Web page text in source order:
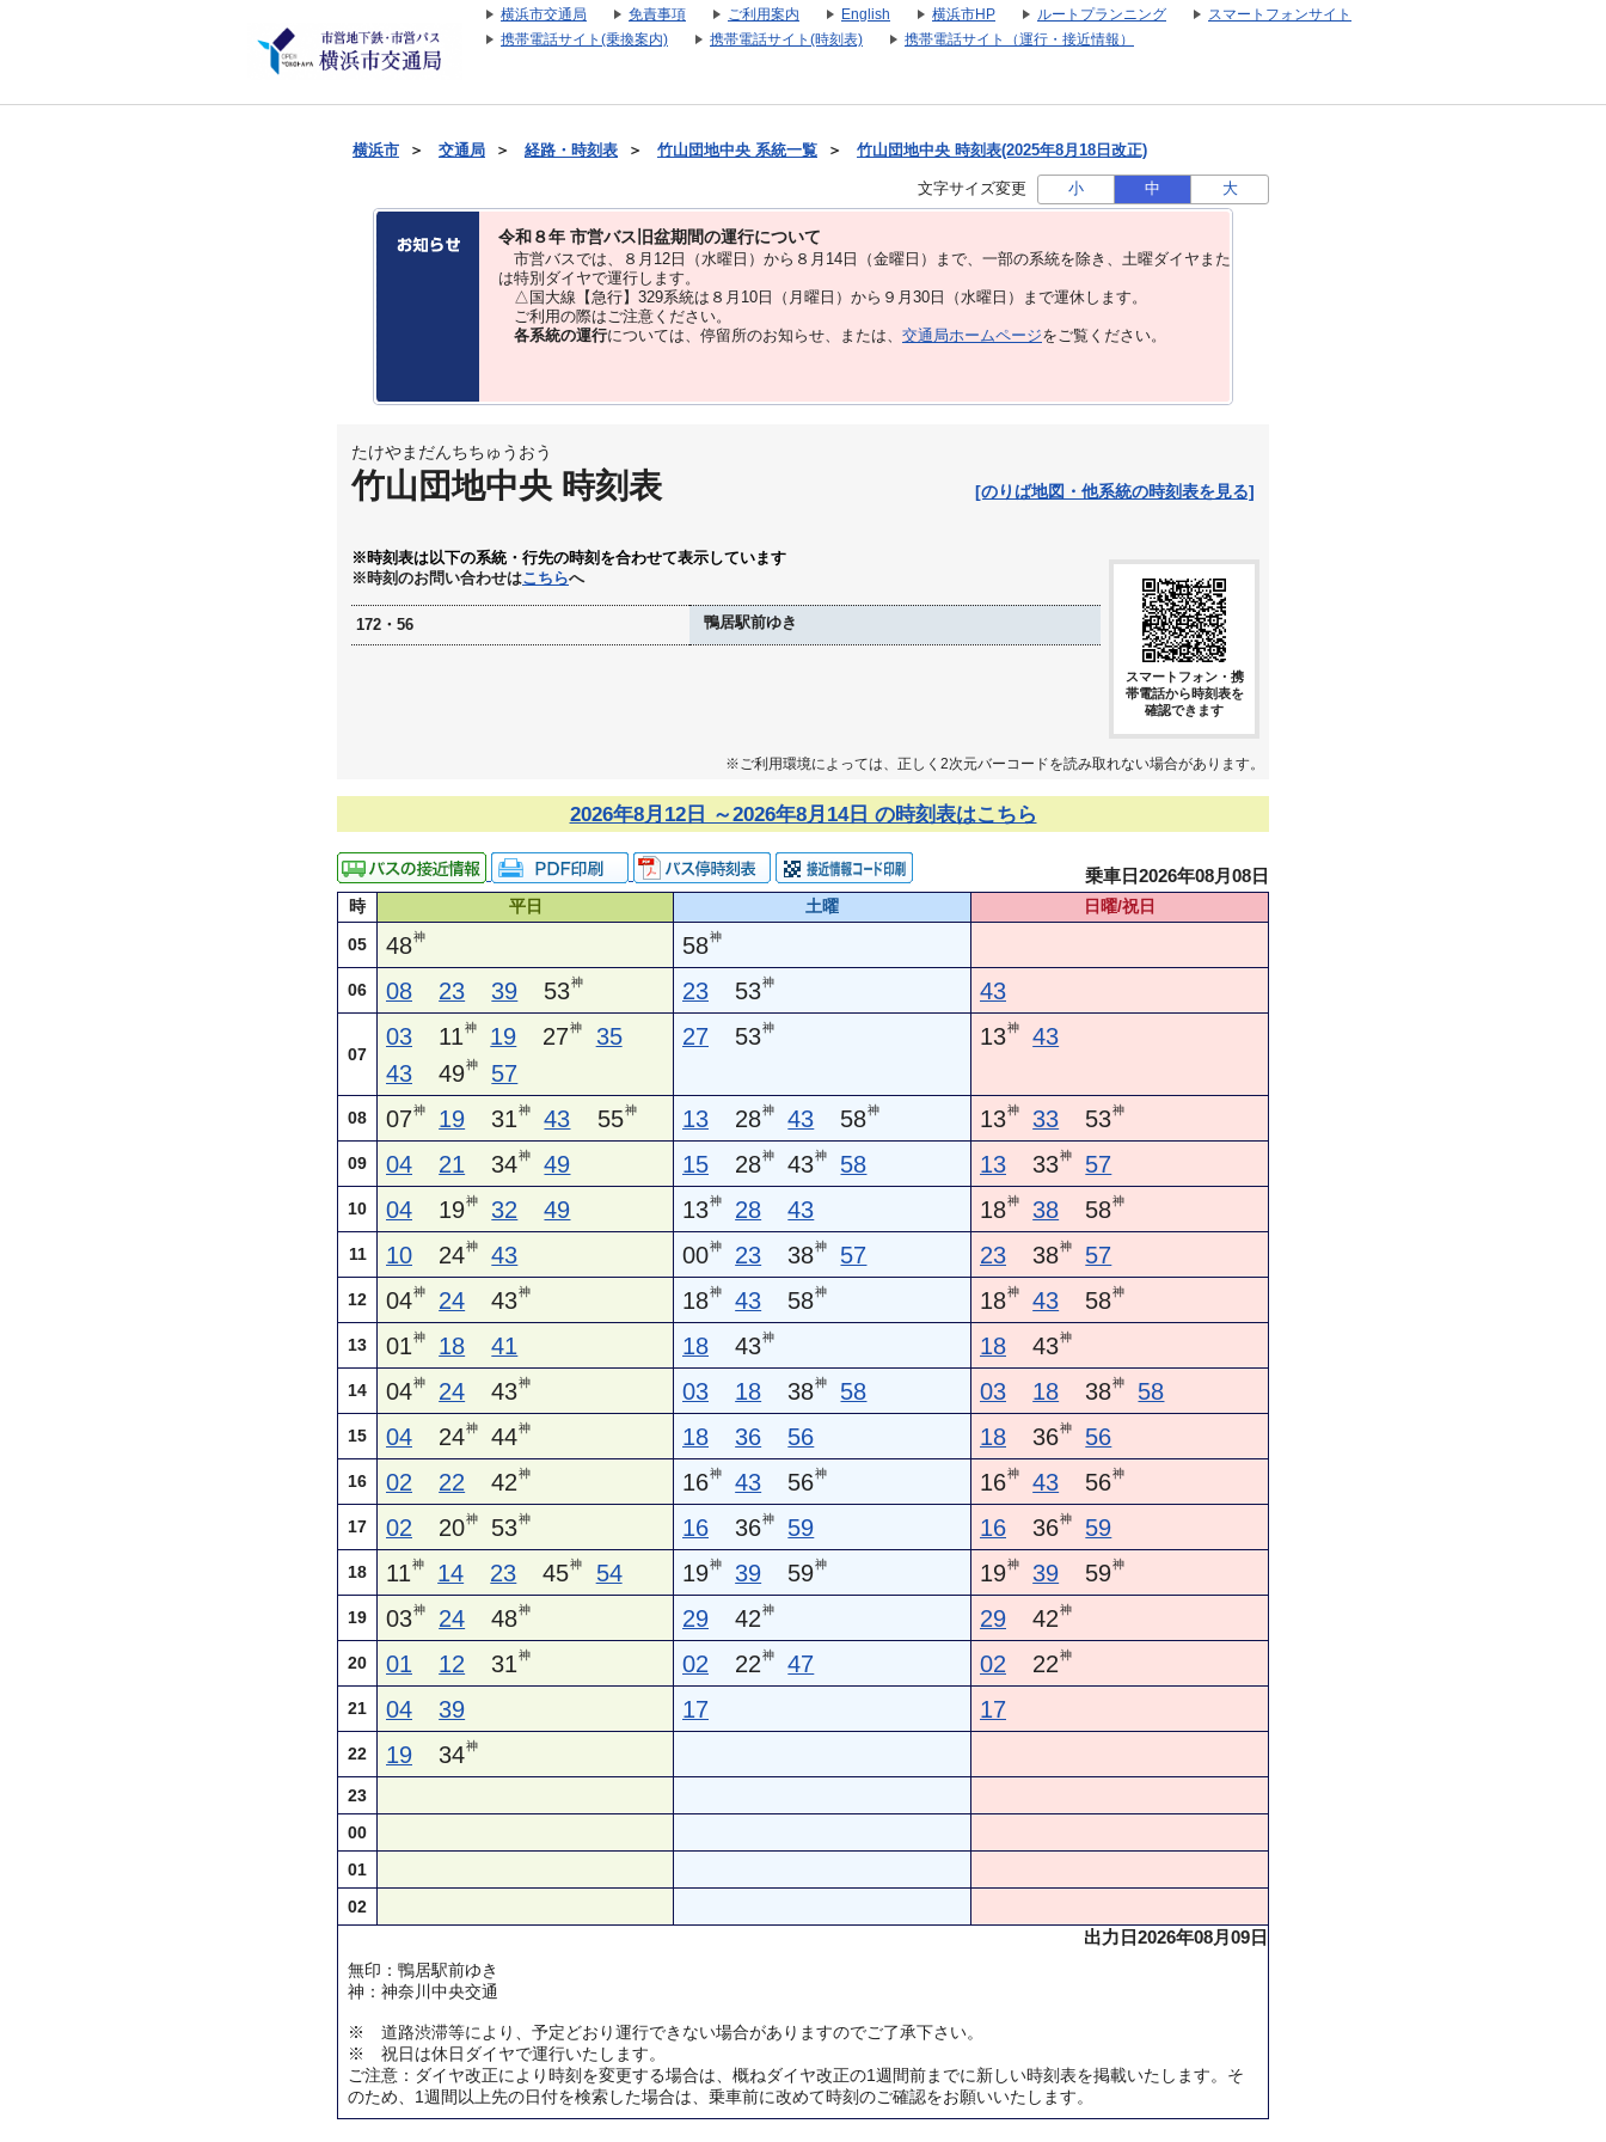
横浜市交通局 免責事項 ご利用案内 English 横浜市HP ルートプランニング
スマートフォンサイト
携帯電話サイト(乗換案内)
携帯電話サイト(時刻表) 携帯電話サイト（運行・接近情報）
横浜市 ＞ 交通局 ＞ 経路・時刻表 ＞ 竹山団地中央 系統一覧 ＞ 竹山団地中央 時刻表(2025年8月18日改正)
文字サイズ変更 小 中 大
令和８年 市営バス旧盆期間の運行について
市営バスでは、８⽉12⽇（水曜日）から８⽉14⽇（金曜日）まで、⼀部の系統を除き、⼟曜ダイヤまた
は特別ダイヤで運⾏します。
△国大線【急行】329系統は８月10日（月曜日）から９月30日（水曜日）まで運休します。
ご利用の際はご注意ください。
各系統の運行については、停留所のお知らせ、または、 交通局ホームページをご覧ください。
たけやまだんちちゅうおう
竹山団地中央 時刻表 [のりば地図・他系統の時刻表を見る]
※時刻表は以下の系統・行先の時刻を合わせて表示しています
※時刻のお問い合わせはこちらへ
172・56 鴨居駅前ゆき
スマートフォン・携
帯電話から時刻表を
確認できます
※ご利用環境によっては、正しく2次元バーコードを読み取れない場合があります。
2026年8月12日 ～2026年8月14日 の時刻表はこちら
乗車日2026年08月08日
時 平日 土曜
日曜/祝日
05
48神 58神
06 08 23 39 53神 23 53神 43
07
03 11神 19 27神
35
43
49神 57
27 53神 13神 43
08 07神 19 31 神 43 55神 13 28神 43 58神 13神 33 53神
09 04 21 34神 49 15 28神 43神 58 13 33神 57
10 04 19神 32 49 13神 28 43 18神 38 58神
11 10 24神 43 00神 23 38神 57 23 38神 57
12 04神 24 43神 18神 43 58神 18神 43 58神
13 01神 18 41 18 43神 18 43神
14 04神 24 43神 03 18 38神 58 03 18 38神 58
15 04 24神 44神 18 36 56 18 36神 56
16 02 22 42 神 16神 43 56神 16神 43 56神
17 02 20神 53神 16 36神 59 16 36神 59
18 11神 14 23 45神 54 19神 39 59神 19神 39 59神
19 03神 24 48神 29 42神 29 42神
20 01 12 31 神 02 22神 47 02 22神
21 04 39 17 17
22 19 34神
23
00
01
02
出力日2026年08月09日
無印：鴨居駅前ゆき
神：神奈川中央交通
※ 道路渋滞等により、予定どおり運行できない場合がありますのでご了承下さい。
※ 祝日は休日ダイヤで運行いたします。
ご注意：ダイヤ改正により時刻を変更する場合は、概ねダイヤ改正の1週間前までに新しい時刻表を掲載いたします。そ
のため、1週間以上先の日付を検索した場合は、乗車前に改めて時刻のご確認をお願いいたします。